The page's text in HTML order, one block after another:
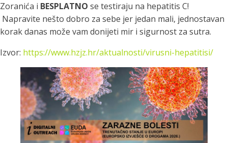
Zoranića i BESPLATNO se testiraju na hepatitis C!
Napravite nešto dobro za sebe jer jedan mali, jednostavan
korak danas može vam donijeti mir i sigurnost za sutra.
Izvor: https://www.hzjz.hr/aktualnosti/virusni-hepatitisi/